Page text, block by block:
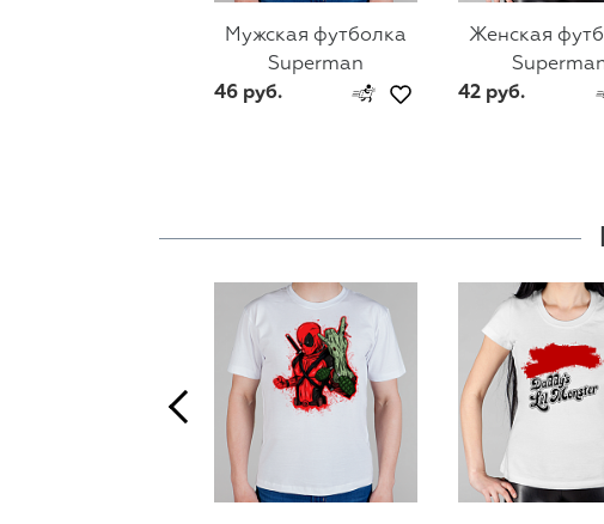
Мужская футболка
Superman
46 руб.
Женская
42 руб.